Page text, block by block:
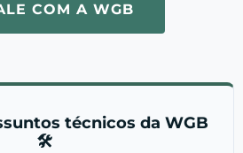
COM A WGB
técnicos da WGB
🛠️